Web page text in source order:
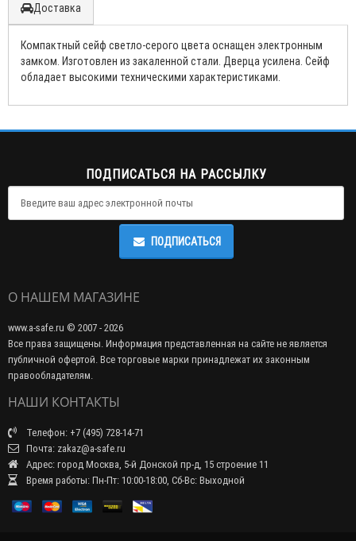
Доставка
Компактный сейф светло-серого цвета оснащен электронным
замком. Изготовлен из закаленной стали. Дверца усилена. Сейф
обладает высокими техническими характеристиками.
ПОДПИСАТЬСЯ НА РАССЫЛКУ
ПОДПИСАТЬСЯ
О НАШЕМ МАГАЗИНЕ
www.a-safe.ru © 2007 - 2026
Все права защищены. Информация представленная на сайте не является
публичной офертой. Все торговые марки принадлежат их законным
правообладателям.
НАШИ КОНТАКТЫ
Телефон: +7 (495) 728-14-71
Почта: zakaz@a-safe.ru
Адрес: город Москва, 5-й Донской пр-д, 15 строение 11
Время работы: Пн-Пт: 10:00-18:00, Сб-Вс: Выходной